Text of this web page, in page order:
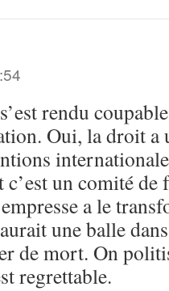
rendu
Oui, la droit a
un comité de
a le
une balle
de mort. On
regrettable.